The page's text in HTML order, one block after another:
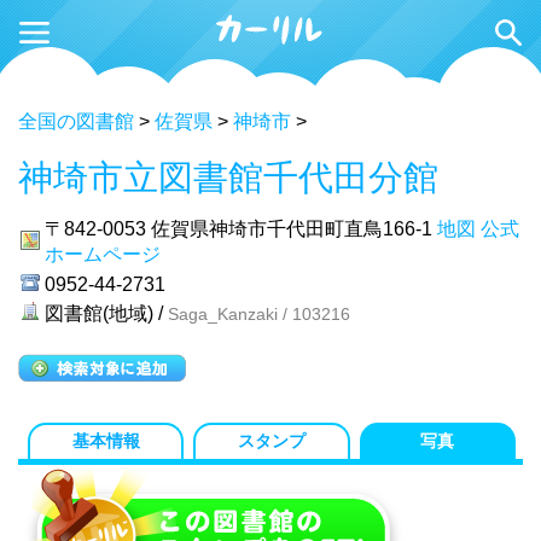
全国の図書館 > 佐賀県 > 神埼市 >
神埼市立図書館千代田分館
〒842-0053 佐賀県神埼市千代田町直鳥166-1 地図 公式
ホームページ
0952-44-2731
図書館(地域) / Saga_Kanzaki / 103216
基本情報 スタンプ 写真